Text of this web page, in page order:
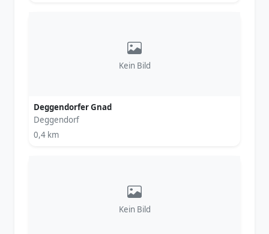
Kein Bild
Deggendorfer Gnad
Deggendorf
0,4 km
Kein Bild